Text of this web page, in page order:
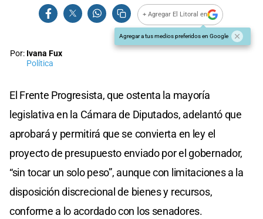
+ Agregar El Litoral en
Agregar a tus medios preferidos en Google
Por: Ivana Fux
Política
El Frente Progresista, que ostenta la mayoría
legislativa en la Cámara de Diputados, adelantó que
aprobará y permitirá que se convierta en ley el
proyecto de presupuesto enviado por el gobernador,
“sin tocar un solo peso”, aunque con limitaciones a la
disposición discrecional de bienes y recursos,
conforme a lo acordado con los senadores.